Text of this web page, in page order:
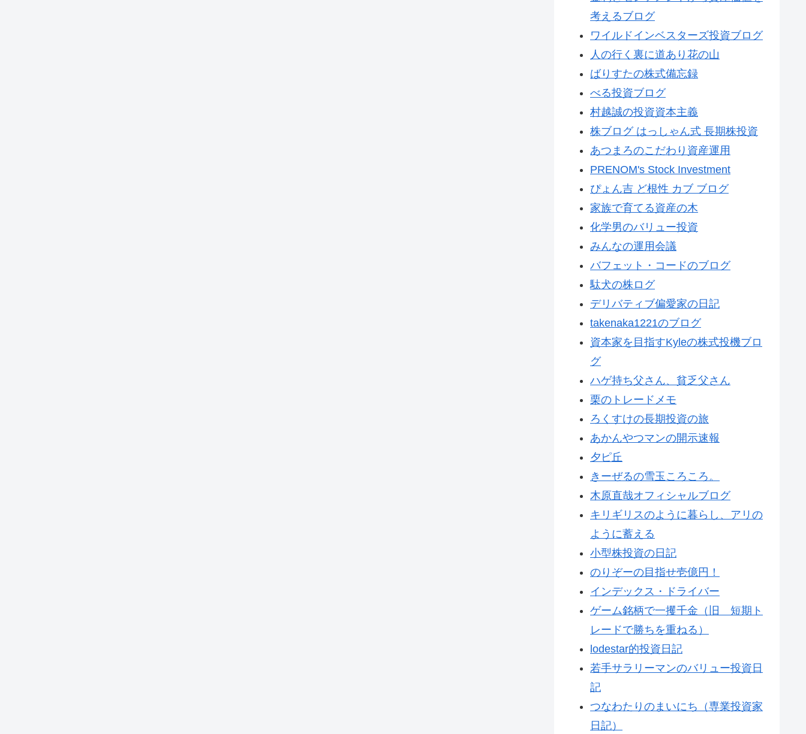
考えるブログ
ワイルドインベスターズ投資ブログ
人の行く裏に道あり花の山
ばりすたの株式備忘録
べる投資ブログ
村越誠の投資資本主義
株ブログ はっしゃん式 長期株投資
あつまろのこだわり資産運用
PRENOM's Stock Investment
ぴょん吉 ど根性 カブ ブログ
家族で育てる資産の木
化学男のバリュー投資
みんなの運用会議
バフェット・コードのブログ
駄犬の株ログ
デリバティブ偏愛家の日記
takenaka1221のブログ
資本家を目指すKyleの株式投機ブロ
グ
ハゲ持ち父さん、貧乏父さん
栗のトレードメモ
ろくすけの長期投資の旅
あかんやつマンの開示速報
夕ピ丘
きーぜるの雪玉ころころ。
木原直哉オフィシャルブログ
キリギリスのように暮らし、アリの
ように蓄える
小型株投資の日記
のりぞーの目指せ壱億円！
インデックス・ドライバー
ゲーム銘柄で一攫千金（旧 短期ト
レードで勝ちを重ねる）
lodestar的投資日記
若手サラリーマンのバリュー投資日
記
つなわたりのまいにち（専業投資家
日記）